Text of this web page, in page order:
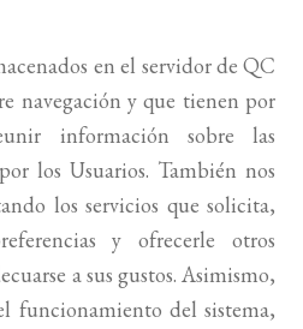
en el servidor de QC
navegación y que tienen por
información sobre las
los Usuarios. También nos
los servicios que solicita,
y ofrecerle otros
a sus gustos. Asimismo,
funcionamiento del sistema,